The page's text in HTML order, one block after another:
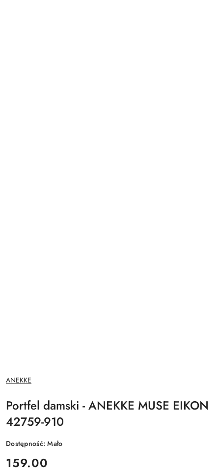
NAZWA
PRODUCENTA:
ANEKKE
Portfel damski - ANEKKE MUSE EIKON
42759-910
Dostępność:Mało
cena:
159.00